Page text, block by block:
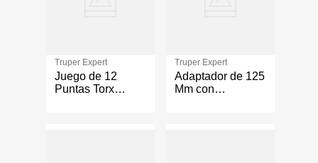
Truper Expert
Juego de 12
Puntas Torx
Truper Expert
Adaptador de 125
Mm con